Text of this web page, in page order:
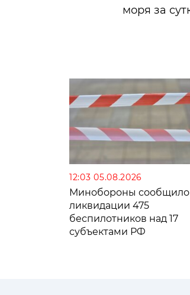
моря за
12:03 05.08.2026
Минобороны
ликвидации 475
беспилотников над 17
субъектами РФ